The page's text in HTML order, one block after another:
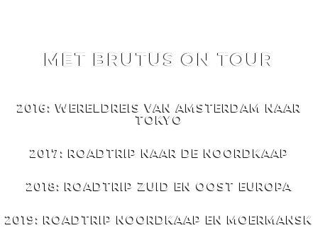
MET BRUTUS ON TOUR
2016: WERELDREIS VAN AMSTERDAM NAAR
TOKYO
2017: ROADTRIP NAAR DE NOORDKAAP
2018: ROADTRIP ZUID EN OOST EUROPA
2019: ROADTRIP NOORDKAAP EN MOERMANSK